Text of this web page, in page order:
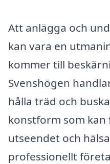
Att anlägga och
kan vara en
kommer till
Svenshögen
hålla träd och
konstform som
utseendet och
professionellt